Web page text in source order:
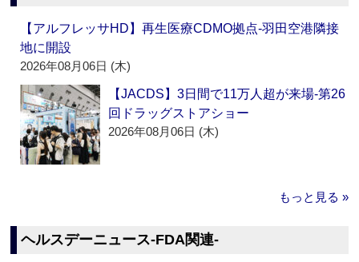
【アルフレッサHD】再生医療CDMO拠点‐羽田空港隣接
地に開設
2026年08月06日 (木)
【JACDS】3日間で11万人超が来場‐第26
回ドラッグストアショー
2026年08月06日 (木)
もっと見る »
ヘルスデーニュース‐FDA関連‐